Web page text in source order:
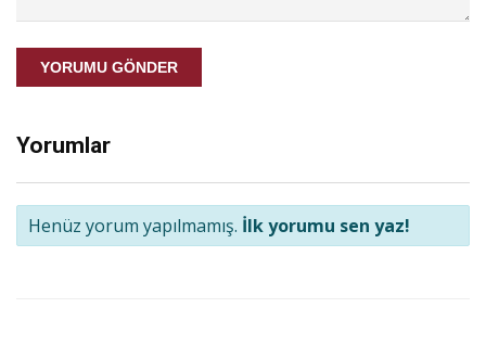
YORUMU GÖNDER
Yorumlar
Henüz yorum yapılmamış. İlk yorumu sen yaz!